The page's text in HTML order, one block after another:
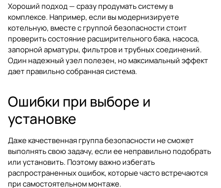
Хороший подход — сразу продумать систему в
комплексе. Например, если вы модернизируете
котельную, вместе с группой безопасности стоит
проверить состояние расширительного бака, насоса,
запорной арматуры, фильтров и трубных соединений.
Один надежный узел полезен, но максимальный эффект
дает правильно собранная система.
Ошибки при выборе и
установке
Даже качественная группа безопасности не сможет
выполнять свою задачу, если ее неправильно подобрать
или установить. Поэтому важно избегать
распространенных ошибок, которые часто встречаются
при самостоятельном монтаже.